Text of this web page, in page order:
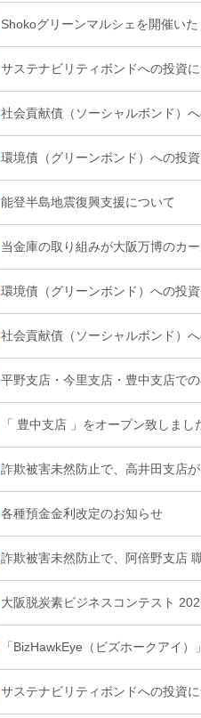
Shokoグリーンマルシェを開催い
サステナビリティボンドへの投資
社会貢献債（ソーシャルボンド）
環境債（グリーンボンド）への投
能登半島地震復興支援について
当金庫の取り組みが大阪万博のカ
環境債（グリーンボンド）への投
社会貢献債（ソーシャルボンド）
平野支店・今里支店・豊中支店で
「 豊中支店 」をオープン致しまし
詐欺被害未然防止で、高井田支店
各種預金金利改定のお知らせ
詐欺被害未然防止で、阿倍野支店
大阪脱炭素ビジネスコンテスト
「BizHawkEye（ビズホークアイ
サステナビリティボンドへの投資